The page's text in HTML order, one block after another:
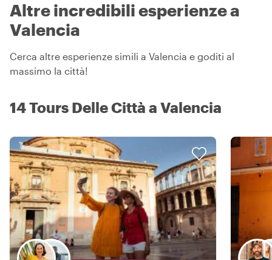
Altre incredibili esperienze a
Valencia
Cerca altre esperienze simili a Valencia e goditi al
massimo la città!
14 Tours Delle Città a Valencia